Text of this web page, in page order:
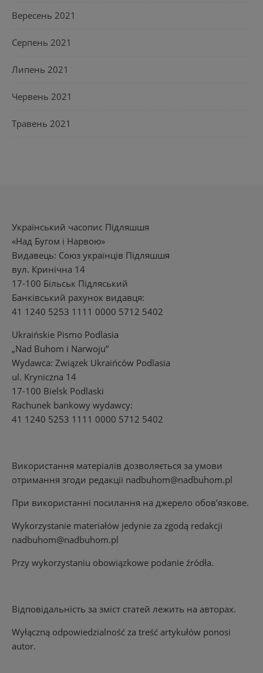
Вересень 2021
Серпень 2021
Липень 2021
Червень 2021
Травень 2021
Український часопис Підляшшя
«Над Бугом і Нарвою»
Видавець: Союз українців Підляшшя
вул. Кринічна 14
17-100 Більськ Підляський
Банківський рахунок видавця:
41 1240 5253 1111 0000 5712 5402
Ukraińskie Pismo Podlasia
„Nad Buhom i Narwoju”
Wydawca: Związek Ukraińców Podlasia
ul. Kryniczna 14
17-100 Bielsk Podlaski
Rachunek bankowy wydawcy:
41 1240 5253 1111 0000 5712 5402
Використання матеріалів дозволяється за умови
отримання згоди редакції nadbuhom@nadbuhom.pl
При використанні посилання на джерело обов’язкове.
Wykorzystanie materiałów jedynie za zgodą redakcji
nadbuhom@nadbuhom.pl
Przy wykorzystaniu obowiązkowe podanie źródła.
Відповідальність за зміст статей лежить на авторах.
Wyłączną odpowiedzialność za treść artykułów ponosi
autor.